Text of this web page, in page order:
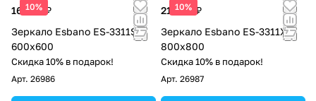
10%
16 320 ₽
Зеркало Esbano ES-3311SD
600х600
Скидка 10% в подарок!
Арт. 26986
10%
21 080 ₽
Зеркало Esbano ES-3311XD
800х800
Скидка 10% в подарок!
Арт. 26987